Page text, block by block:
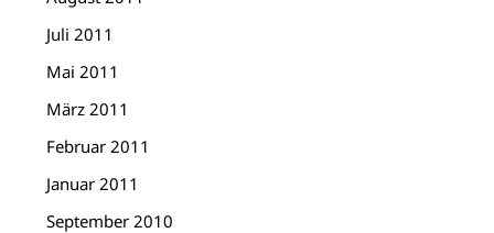
Juli 2011
Mai 2011
März 2011
Februar 2011
Januar 2011
September 2010